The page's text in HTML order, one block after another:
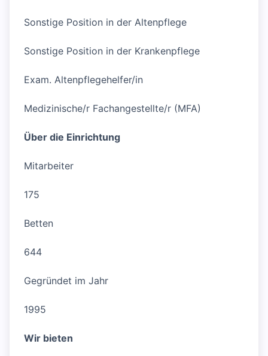
Sonstige Position in der Altenpflege
Sonstige Position in der Krankenpflege
Exam. Altenpflegehelfer/in
Medizinische/r Fachangestellte/r (MFA)
Über die Einrichtung
Mitarbeiter
175
Betten
644
Gegründet im Jahr
1995
Wir bieten